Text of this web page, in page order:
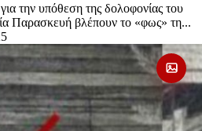
την υπόθεση της δολοφονίας του
Παρασκευή βλέπουν το «φως» τη...